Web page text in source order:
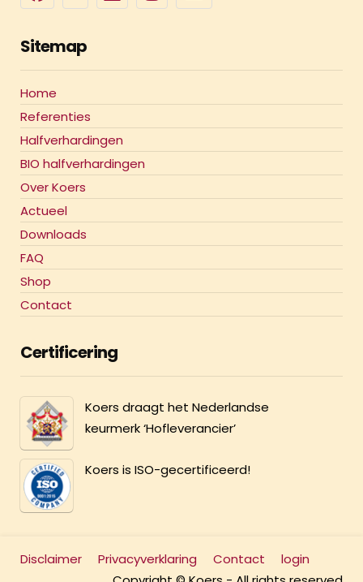
Sitemap
Home
Referenties
Halfverhardingen
BIO halfverhardingen
Over Koers
Actueel
Downloads
FAQ
Shop
Contact
Certificering
Koers draagt het Nederlandse
keurmerk ‘Hofleverancier’
Koers is ISO-gecertificeerd!
Disclaimer Privacyverklaring Contact
login